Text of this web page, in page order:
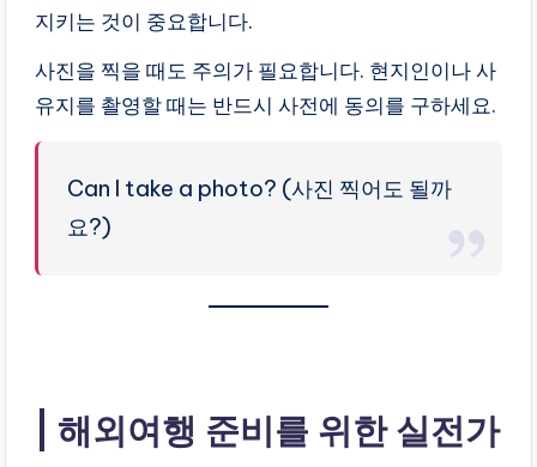
지키는 것이 중요합니다.
사진을 찍을 때도 주의가 필요합니다. 현지인이나 사
유지를 촬영할 때는 반드시 사전에 동의를 구하세요.
Can I take a photo? (사진 찍어도 될까
요?)
해외여행 준비를 위한 실전가